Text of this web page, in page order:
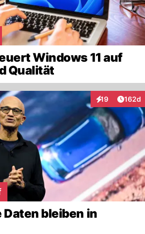
Windows 11 auf
Qualität
19
Interaktionen
162d
Daten bleiben in